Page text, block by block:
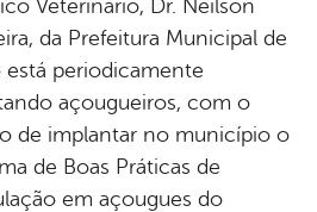
Veterinário, Dr. Neilson
da Prefeitura Municipal de
está periodicamente
açougueiros, com o
de implantar no município o
de Boas Práticas de
em açougues do